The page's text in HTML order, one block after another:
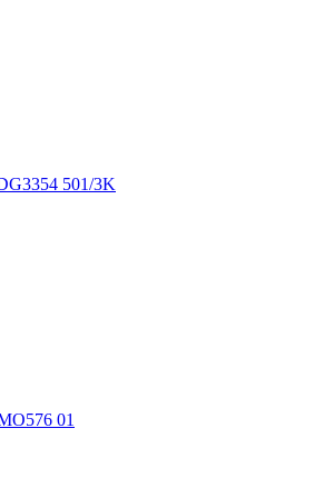
501/3K
01